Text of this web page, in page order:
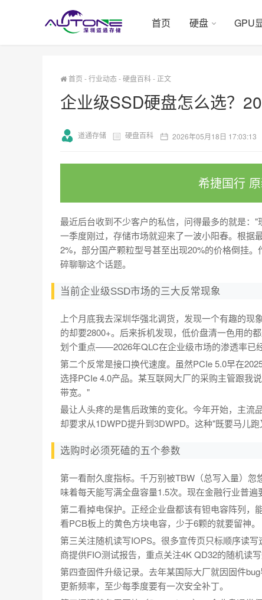
首页 硬盘 GPU
首页 -行业动态-硬盘百科- 正文
企业级SSD硬盘怎么选？
道通存储 硬盘百科 2026年05月18日 17:03:13
希捷国行
最近后台收到不少客户的私信，问得最多的就是：
一季度刚过，存储市场就迎来了一波小阳春。根据
2%，部分国产颗粒型号甚至出现20%的价格倒挂
碎聊聊这个话题。
当前企业级SSD市场的三大反常现象
上个月底我去深圳华强北调货，发现一个有趣的
的却要2800+。后来拆机发现，低价盘清一色用的
划个重点——2026年QLC在企业级市场的渗透率已
第二个反常是接口换代速度。虽然PCIe 5.0早在
选择PCIe 4.0产品。某互联网大厂的采购主管跟我
带宽。"
最让人头疼的是售后政策的变化。今年开始，主流
却要求从1DWPD提升到3DWPD。这种"既要马儿
选购时必须死磕的五个参数
第一看耐久度指标。千万别被TBW（总写入量）
味着每天能写满全盘容量1.5次。现在金融行业普
第二看掉电保护。正经企业盘都该有钽电容阵列
看PCB板上的黄色方块电容，少于6颗的就要留神。
第三关注随机读写IOPS。很多宣传页只标顺序读
商提供FIO测试报告，重点关注4K QD32的随机读写
第四查固件升级记录。去年某国际大厂就因固件
更新频率，至少每季度要有一次安全补丁。